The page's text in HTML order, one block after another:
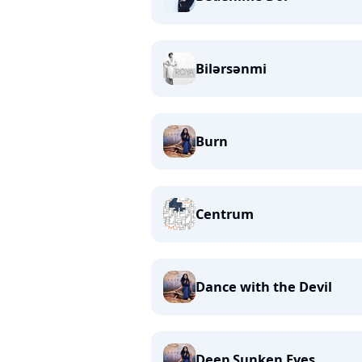
Bilərsənmi
Burn
Centrum
Dance with the Devil